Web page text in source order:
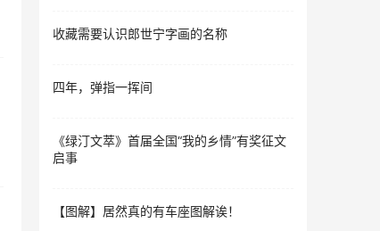
收藏需要认识郎世宁字画的名称
四年，弹指一挥间
《绿汀文萃》首届全国“我的乡情”有奖征文
启事
【图解】居然真的有车座图解诶！